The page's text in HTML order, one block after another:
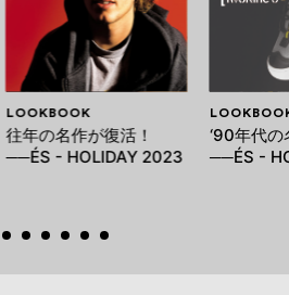
LOOKBOOK
往年の名作が復活！
──ÉS - HOLIDAY 2023
‘90年代
──ÉS -